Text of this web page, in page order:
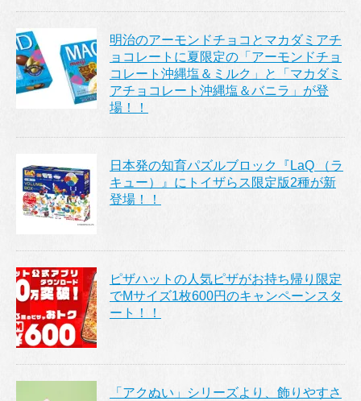
明治のアーモンドチョコとマカダミアチ
ョコレートに夏限定の「アーモンドチョ
コレート沖縄塩＆ミルク」と「マカダミ
アチョコレート沖縄塩＆バニラ」が登
場！！
日本発の知育パズルブロック『LaQ （ラ
キュー）』にトイザらス限定版2種が新
登場！！
ピザハットの人気ピザがお持ち帰り限定
でMサイズ1枚600円のキャンペーンスタ
ート！！
「アクぬい」シリーズより、飾りやすさ